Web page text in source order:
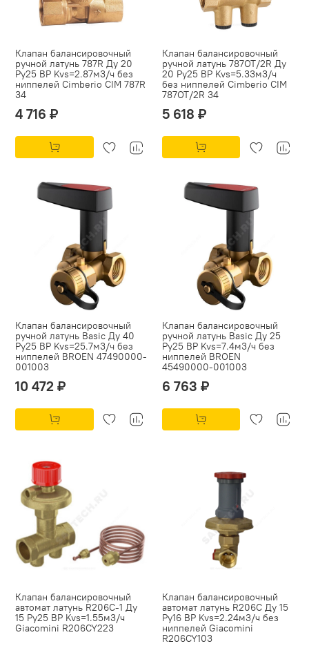
Клапан балансировочный
ручной латунь 787R Ду 20
Ру25 ВР Kvs=2.87м3/ч без
ниппелей Cimberio CIM 787R
34
4 716 ₽
Клапан балансировочный
ручной латунь 787ОТ/2R Ду
20 Ру25 ВР Kvs=5.33м3/ч
без ниппелей Cimberio CIM
787OT/2R 34
5 618 ₽
Клапан балансировочный
ручной латунь Basic Ду 40
Ру25 ВР Kvs=25.7м3/ч без
ниппелей BROEN 47490000-
001003
10 472 ₽
Клапан балансировочный
ручной латунь Basic Ду 25
Ру25 ВР Kvs=7.4м3/ч без
ниппелей BROEN
45490000-001003
6 763 ₽
Клапан балансировочный
автомат латунь R206C-1 Ду
15 Ру25 ВР Kvs=1.55м3/ч
Giacomini R206CY223
Клапан балансировочный
автомат латунь R206C Ду 15
Ру16 ВР Kvs=2.24м3/ч без
ниппелей Giacomini
R206CY103